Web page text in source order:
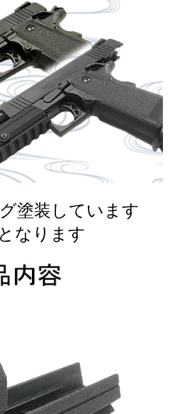
塗装しています
なります